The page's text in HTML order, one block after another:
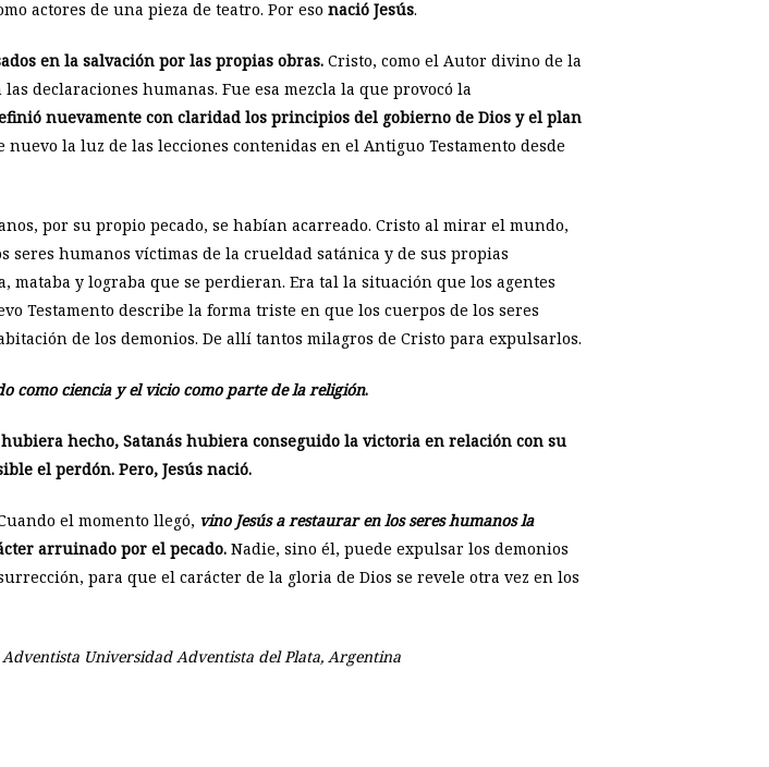
actores de una pieza de teatro. Por eso nació Jesús.
en la salvación por las propias obras. Cristo, como el Autor divino de la
declaraciones humanas. Fue esa mezcla la que provocó la
nuevamente con claridad los principios del gobierno de Dios y el plan
nuevo la luz de las lecciones contenidas en el Antiguo Testamento desde
por su propio pecado, se habían acarreado. Cristo al mirar el mundo,
humanos víctimas de la crueldad satánica y de sus propias
mataba y lograba que se perdieran. Era tal la situación que los agentes
Testamento describe la forma triste en que los cuerpos de los seres
de los demonios. De allí tantos milagros de Cristo para expulsarlos.
como ciencia y el vicio como parte de la religión.
hecho, Satanás hubiera conseguido la victoria en relación con su
el perdón. Pero, Jesús nació.
el momento llegó, vino Jesús a restaurar en los seres humanos la
arruinado por el pecado. Nadie, sino él, puede expulsar los demonios
para que el carácter de la gloria de Dios se revele otra vez en los
Universidad Adventista del Plata, Argentina